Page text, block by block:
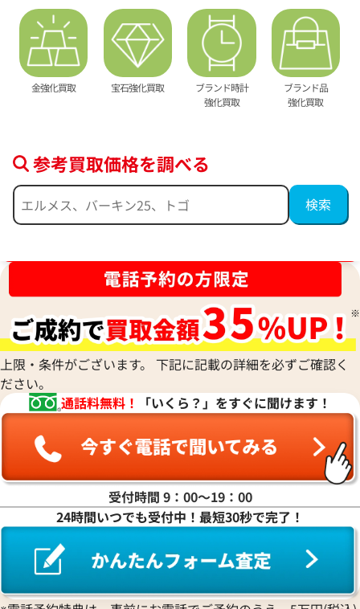
金強化買取 宝石強化買取
ブランド時計
強化買取
ブランド品
強化買取
参考買取価格を調べる
上限・条件がございます。 下記に記載の詳細を必ずご確認く
ださい。
通話料無料！
「いくら？」をすぐに聞けます！
受付時間 9：00〜19：00
24時間いつでも受付中！最短30秒で完了！